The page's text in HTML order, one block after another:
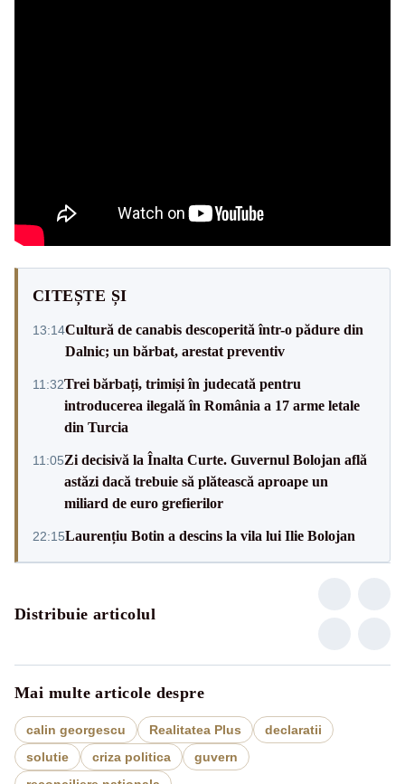
CITEȘTE ȘI
13:14Cultură de canabis descoperită într-o pădure din
Dalnic; un bărbat, arestat preventiv
11:32Trei bărbați, trimiși în judecată pentru
introducerea ilegală în România a 17 arme letale
din Turcia
11:05Zi decisivă la Înalta Curte. Guvernul Bolojan află
astăzi dacă trebuie să plătească aproape un
miliard de euro grefierilor
22:15Laurențiu Botin a descins la vila lui Ilie Bolojan
Distribuie articolul
Mai multe articole despre
calin georgescu Realitatea Plus
declaratii
solutie
criza politica
guvern